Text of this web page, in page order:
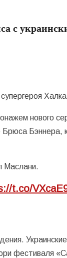
с
нового
Брюса Бэннера,
Маслани.
t.co/
Украинские
фестиваля